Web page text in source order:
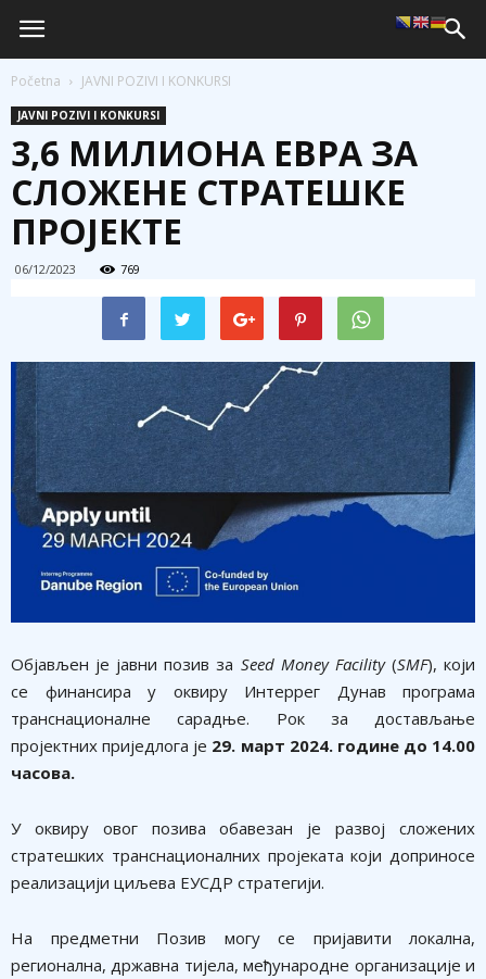
Početna JAVNI POZIVI I KONKURSI
JAVNI POZIVI I KONKURSI
3,6 МИЛИОНА ЕВРА ЗА
СЛОЖЕНЕ СТРАТЕШКЕ
ПРОЈЕКТЕ
06/12/2023 769
​Објављен је јавни позив за Seed Money Facility (SMF), који
се финансира у оквиру Интеррег Дунав програма
транснационалне сарадње. Рок за достављање
пројектних приједлога је 29. март 2024. године до 14.00
часова.
У оквиру овог позива обавезан је развој сложених
стратешких транснационалних пројеката који доприносе
реализацији циљева ЕУСДР стратегији.
На предметни Позив могу се пријавити локална,
регионална, државна тијела, међународне организације и